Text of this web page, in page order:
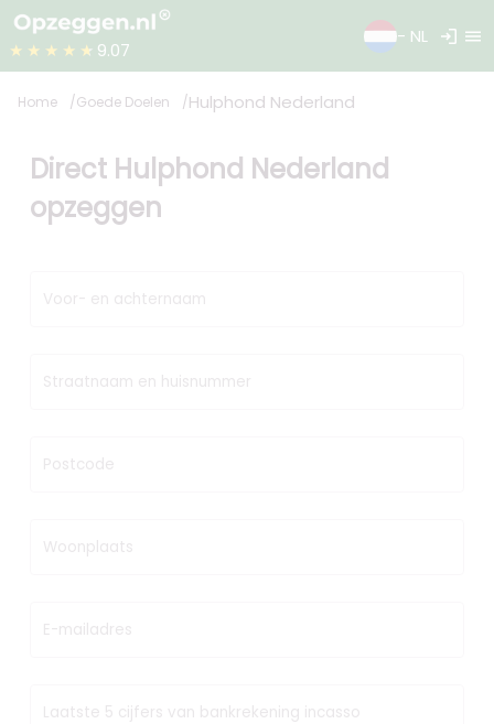
★★★★★ 9.07
- NL login menu
Home Goede Doelen Hulphond Nederland
Direct Hulphond Nederland
opzeggen
Voor- en achternaam
Straatnaam en huisnummer
Postcode
Woonplaats
E-mailadres
Laatste 5 cijfers van bankrekening incasso